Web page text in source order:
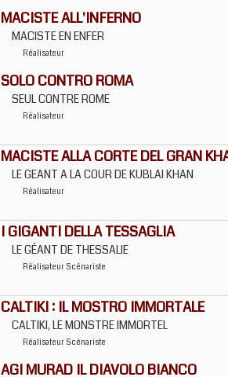
MACISTE ALL'INFERNO
MACISTE EN ENFER
Réalisateur
SOLO CONTRO ROMA
SEUL CONTRE ROME
Réalisateur
MACISTE ALLA CORTE DEL GRAN
LE GEANT A LA COUR DE KUBLAI KHAN
Réalisateur
I GIGANTI DELLA TESSAGLIA
LE GÉANT DE THESSALIE
Réalisateur Scénariste
CALTIKI : IL MOSTRO IMMORTALE
CALTIKI, LE MONSTRE IMMORTEL
Réalisateur Scénariste
AGI MURAD IL DIAVOLO BIANCO